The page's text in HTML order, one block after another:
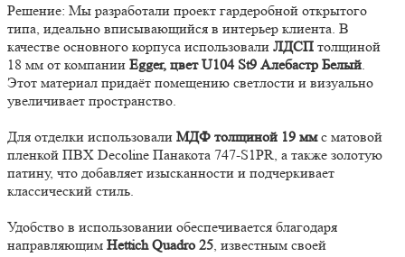
Решение: Мы разработали проект гардеробной открытого
типа, идеально вписывающийся в интерьер клиента. В
качестве основного корпуса использовали ЛДСП толщиной
18 мм от компании Egger, цветU104 St9 Алебастр Белый.
Этот материал придаёт помещению светлости и визуально
увеличивает пространство.
Для отделки использовали МДФ толщиной 19 ммс матовой
пленкой ПВХ Decoline Панакота 747-S1PR, а также золотую
патину, что добавляет изысканности и подчеркивает
классический стиль.
Удобство в использовании обеспечивается благодаря
направляющим Hettich Quadro 25, известным своей